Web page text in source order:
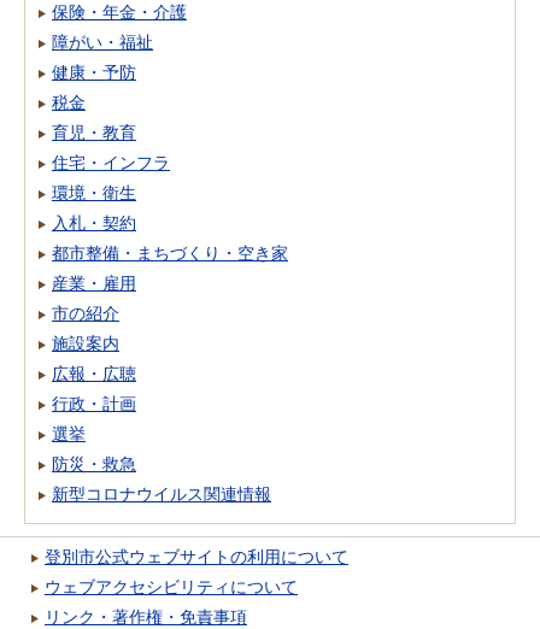
保険・年金・介護
障がい・福祉
健康・予防
税金
育児・教育
住宅・インフラ
環境・衛生
入札・契約
都市整備・まちづくり・空き家
産業・雇用
市の紹介
施設案内
広報・広聴
行政・計画
選挙
防災・救急
新型コロナウイルス関連情報
登別市公式ウェブサイトの利用について
ウェブアクセシビリティについて
リンク・著作権・免責事項